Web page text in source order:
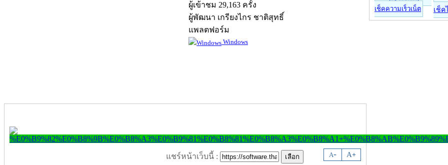
ผู้เข้าชม 29,163 ครั้ง
ผู้พัฒนา เกรียงไกร ชาติสุทธิ์
แพลตฟอร์ม
Windows
A- A+
แชร์หน้าเว็บนี้ :
เช็คความเร็วเน็ต เช็ค